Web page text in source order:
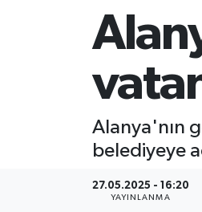
Alanya'nın
belediyeye
27.05.2025 - 16:20
YAYINLANMA
Siyaset
Süper Lig Puan Durumu
Tüm Manşetler
Son Dakika Haberleri